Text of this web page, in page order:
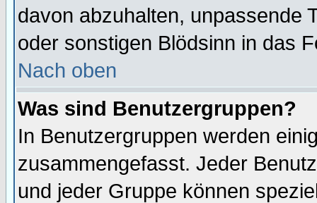
davon abzuhalten, unpassende
oder sonstigen Blödsinn in das
Nach oben
Was sind Benutzergruppen?
In Benutzergruppen werden
zusammengefasst. Jeder
und jeder Gruppe können